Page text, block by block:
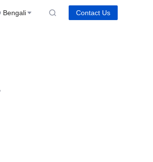
Bengali Contact Us